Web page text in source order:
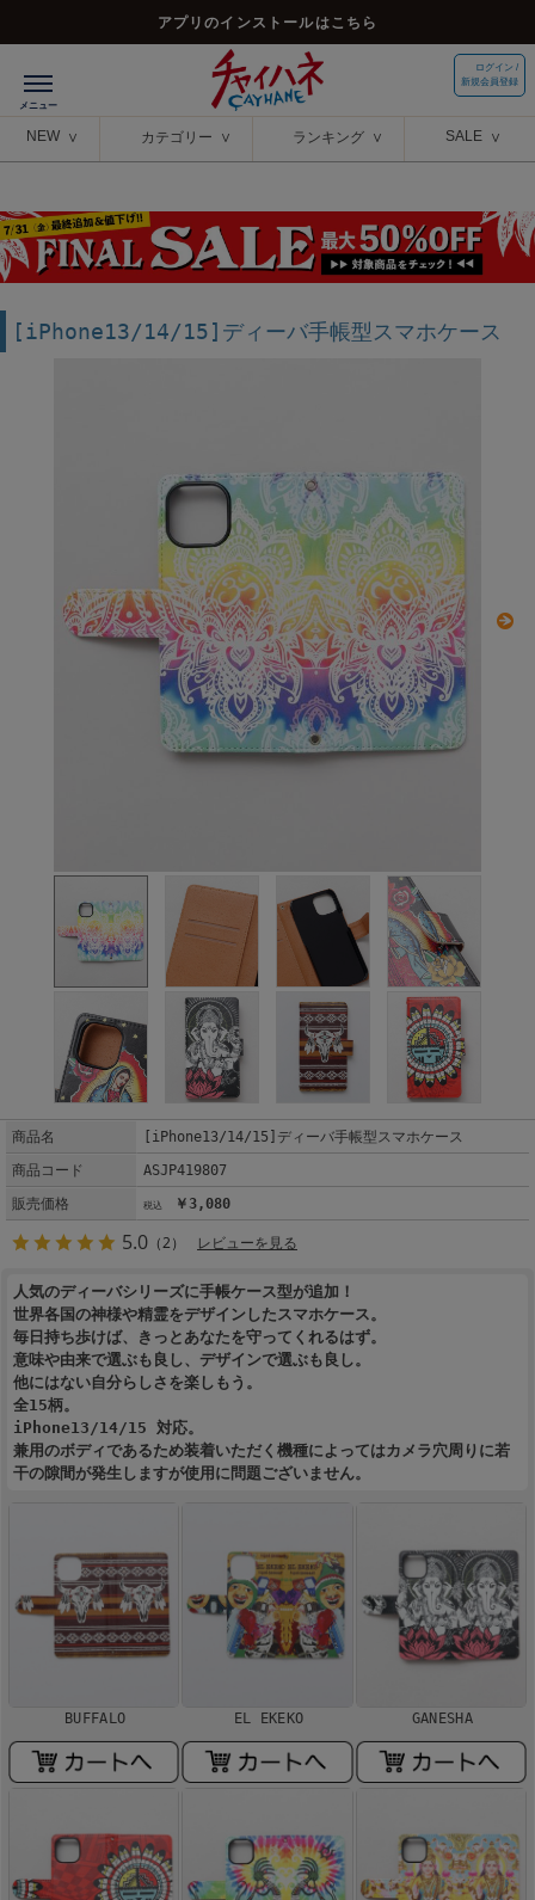
アプリのインストールはこちら
ログイン /
新規会員登録
NEW カテゴリー ランキング SALE
[iPhone13/14/15]ディーバ手帳型スマホケース
商品名
[iPhone13/14/15]ディーバ手帳型スマホケース
商品コード
ASJP419807
販売価格
￥3,080
5.0 （2） レビューを見る
人気のディーバシリーズに手帳ケース型が追加！
世界各国の神様や精霊をデザインしたスマホケース。
毎日持ち歩けば、きっとあなたを守ってくれるはず。
意味や由来で選ぶも良し、デザインで選ぶも良し。
他にはない自分らしさを楽しもう。
全15柄。
iPhone13/14/15 対応。
兼用のボディであるため装着いただく機種によってはカメラ穴周りに若
干の隙間が発生しますが使用に問題ございません。
BUFFALO EL EKEKO GANESHA